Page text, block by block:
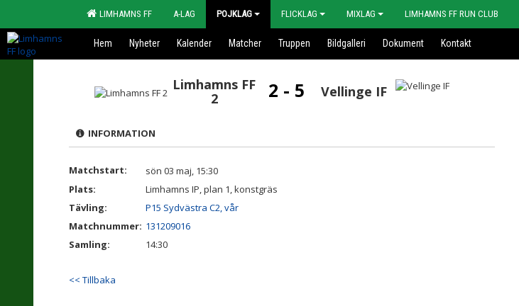
LIMHAMNS FF A-LAG POJKLAG FLICKLAG MIXLAG LIMHAMNS FF RUN CLUB
Hem Nyheter Kalender Matcher Truppen Bildgalleri Dokument Kontakt
Limhamns FF
2
2 - 5 Vellinge IF
INFORMATION
Matchstart:
sön 03 maj, 15:30
Plats:
Limhamns IP, plan 1, konstgräs
Tävling:
P15 Sydvästra C2, vår
Matchnummer: 131209016
Samling:
14:30
<< Tillbaka